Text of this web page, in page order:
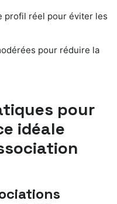
profil réel pour éviter les
pour réduire la
pour
idéale